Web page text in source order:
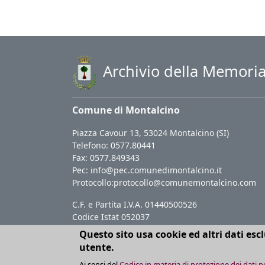
Archivio della Memoria
Comune di Montalcino
Piazza Cavour 13, 53024 Montalcino (SI)
Telefono: 0577.80441
Fax: 0577.849343
Pec: info@pec.comunedimontalcino.it
Protocollo:protocollo@comunemontalcino.com
C.F. e Partita I.V.A. 01440500526
Codice Istat 052037
Tutti i diritti sui contenuti presenti in archivio
autorizzazione all'Amministrazione
Questo sito usa cookie ed altri dati
utente.